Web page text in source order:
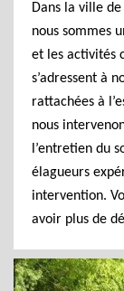
Dans la ville
nous sommes
et les activités
s’adressent à
rattachées à
nous
l’entretien du
élagueurs
intervention.
avoir plus de